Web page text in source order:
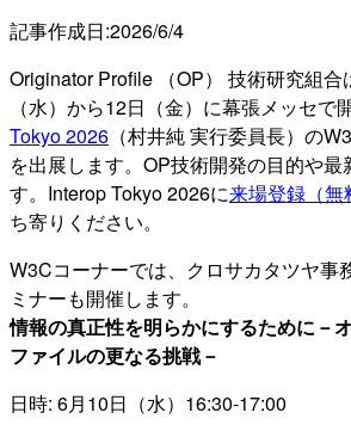
記事作成日:2026/6/4
Originator Profile （OP） 技術研究組合
（水）から12日（金）に幕張メッセで
Tokyo 2026 （村井純 実行委員長）の
を出展します。OP技術開発の目的や最
す。Interop Tokyo 2026に来場登録（無
ち寄りください。
W3Cコーナーでは、クロサカタツヤ事
ミナーも開催します。
情報の真正性を明らかにするために－
ファイルの更なる挑戦－
日時: 6月10日（水）16:30-17:00